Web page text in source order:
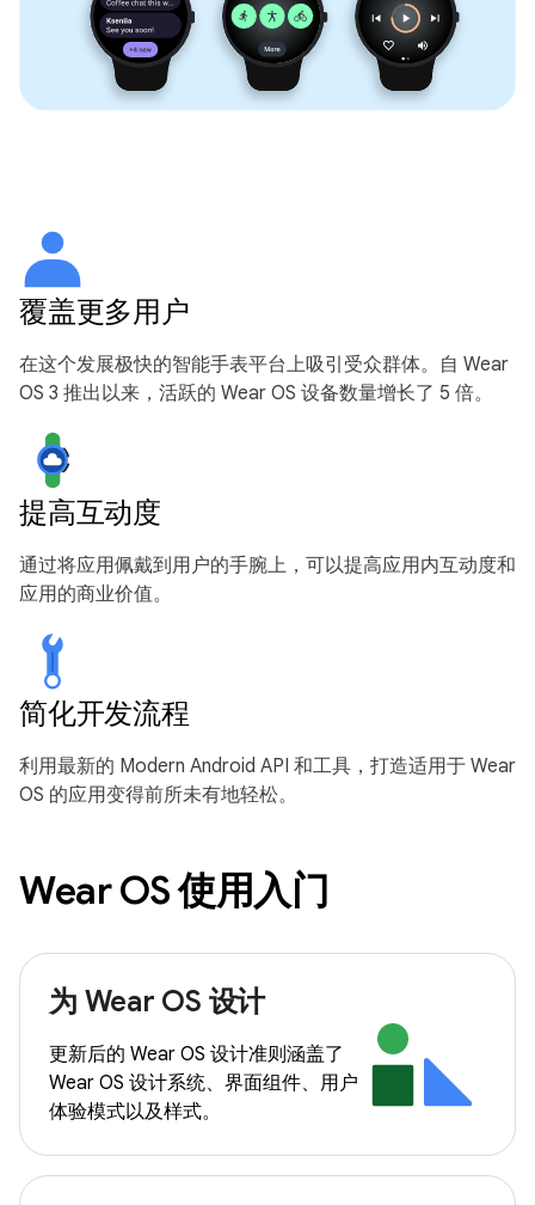
覆盖更多用户
在这个发展极快的智能手表平台上吸引受众群体。自 Wear
OS 3 推出以来，活跃的 Wear OS 设备数量增长了 5 倍。
提高互动度
通过将应用佩戴到用户的手腕上，可以提高应用内互动度和
应用的商业价值。
简化开发流程
利用最新的 Modern Android API 和工具，打造适用于 Wear
OS 的应用变得前所未有地轻松。
Wear OS 使用入门
为 Wear OS 设计
更新后的 Wear OS 设计准则涵盖了
Wear OS 设计系统、界面组件、用户
体验模式以及样式。